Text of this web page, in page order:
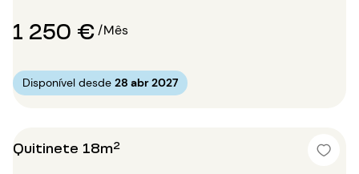
1 250 €/Mês
Disponível desde 28 abr 2027
Quitinete 18m²